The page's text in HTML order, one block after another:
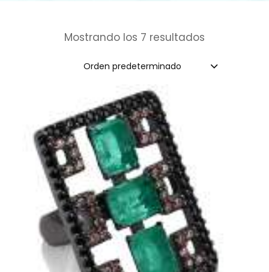
Mostrando los 7 resultados
Orden predeterminado